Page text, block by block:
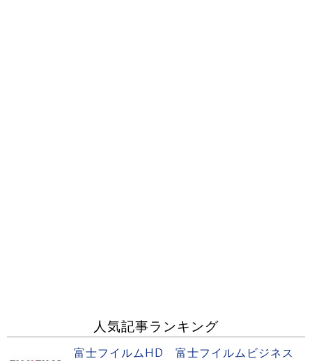
人気記事ランキング
富士フイルムHD 富士フイルムビジネス